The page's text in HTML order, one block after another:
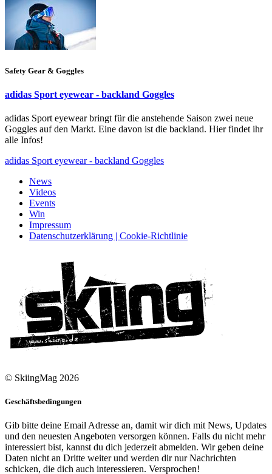
Safety Gear & Goggles
adidas Sport eyewear - backland Goggles
adidas Sport eyewear bringt für die anstehende Saison zwei neue
Goggles auf den Markt. Eine davon ist die backland. Hier findet ihr
alle Infos!
adidas Sport eyewear - backland Goggles
News
Videos
Events
Win
Impressum
Datenschutzerklärung | Cookie-Richtlinie
© SkiingMag 2026
Geschäftsbedingungen
Gib bitte deine Email Adresse an, damit wir dich mit News, Updates
und den neuesten Angeboten versorgen können. Falls du nicht mehr
interessiert bist, kannst du dich jederzeit abmelden. Wir geben deine
Daten nicht an Dritte weiter und werden dir nur Nachrichten
schicken, die dich auch interessieren. Versprochen!